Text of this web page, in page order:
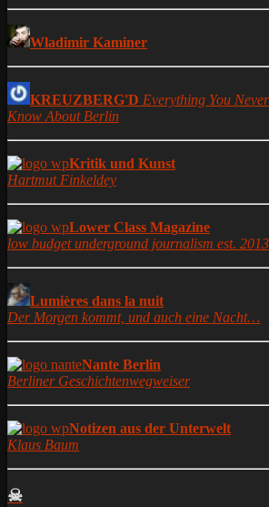
Wladimir Kaminer
KREUZBERG'D Everything You
Know About Berlin
Kritik und Kunst
Hartmut Finkeldey
Lower Class Magazine
low budget underground journalism est. 2013
Lumières dans la nuit
Der Morgen kommt, und auch eine Nacht…
Nante Berlin
Berliner Geschichtenwegweiser
Notizen aus der Unterwelt
Klaus Baum
☠